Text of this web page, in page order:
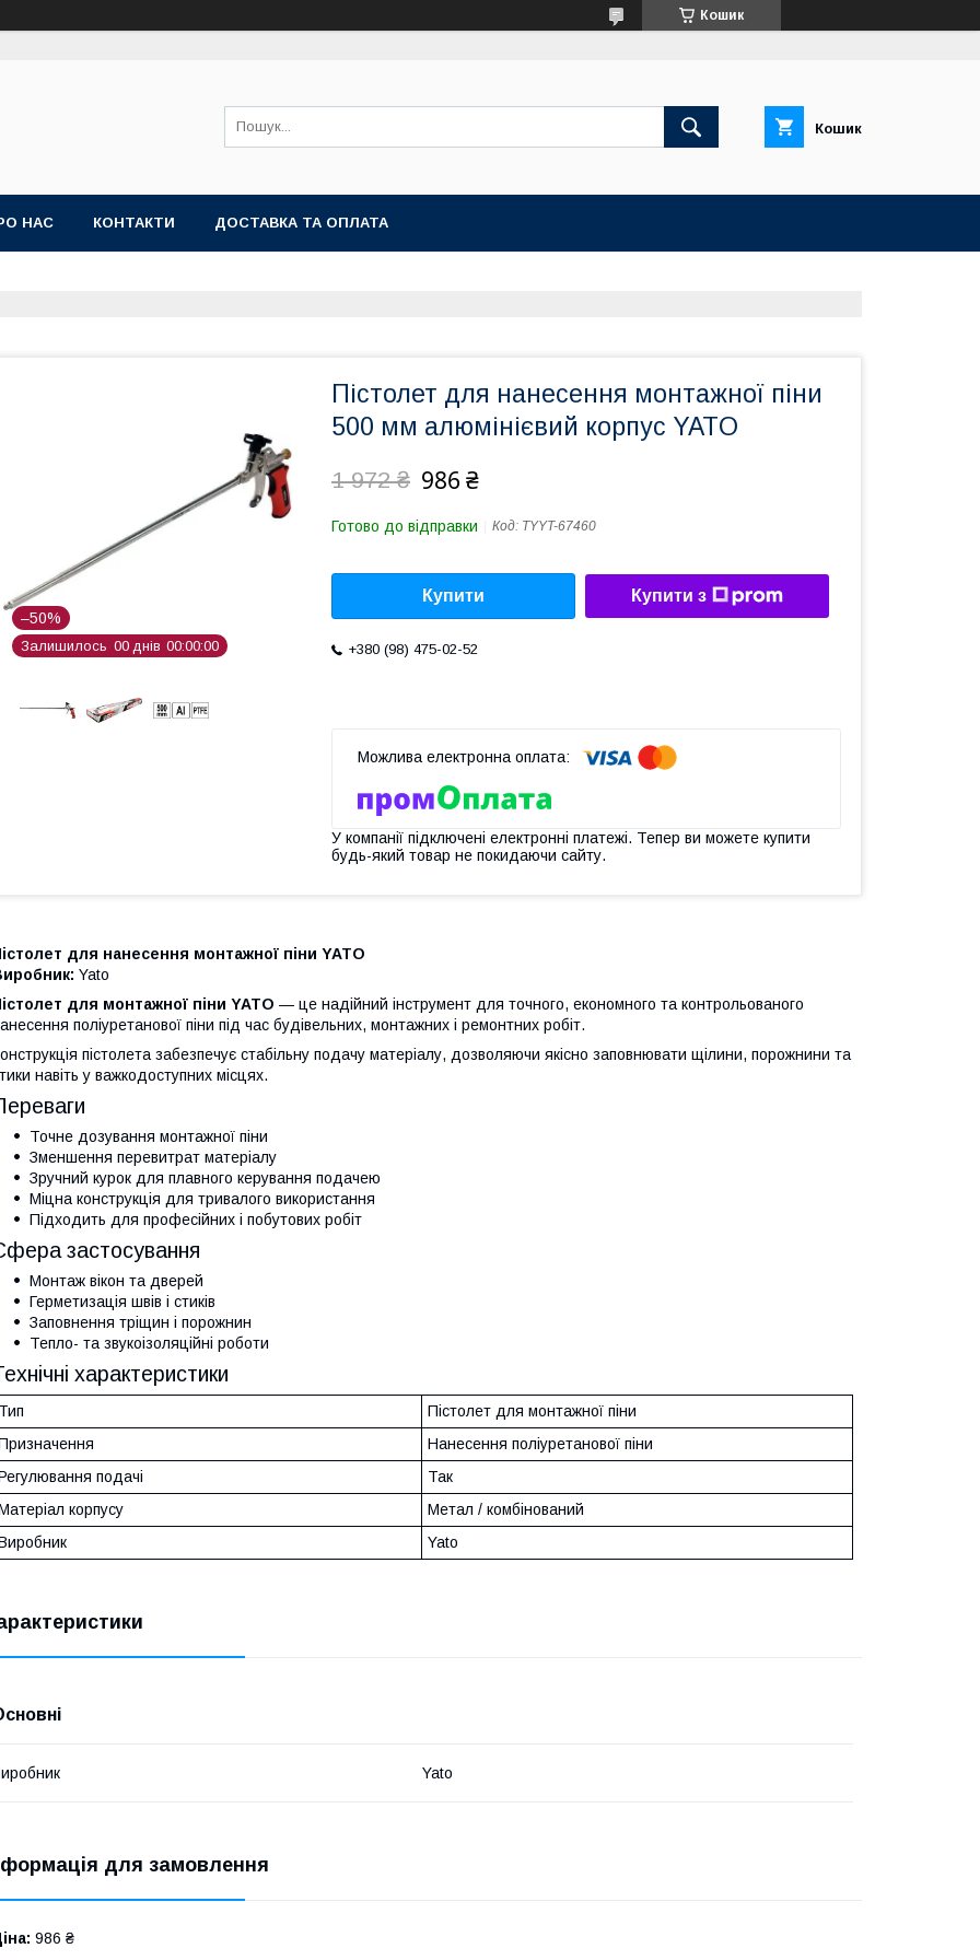
Кошик
Кошик
НАС КОНТАКТИ ДОСТАВКА ТА ОПЛАТА
–50%
Залишилось 00 днів 00 00 00
Пістолет для нанесення монтажної піни
500 мм алюмінієвий корпус YATO
1 972 ₴ 986 ₴
Готово до відправки Код: TYYT-67460
Купити Купити з
+380 (98) 475-02-52
У компанії підключені електронні платежі. Тепер ви можете купити
будь-який товар не покидаючи сайту.
для нанесення монтажної піни YATO
Yato
для монтажної піни YATO — це надійний інструмент для точного, економного та контрольованого
поліуретанової піни під час будівельних, монтажних і ремонтних робіт.
пістолета забезпечує стабільну подачу матеріалу, дозволяючи якісно заповнювати щілини, порожнини та
навіть у важкодоступних місцях.
Точне дозування монтажної піни
Зменшення перевитрат матеріалу
Зручний курок для плавного керування подачею
Міцна конструкція для тривалого використання
Підходить для професійних і побутових робіт
застосування
Монтаж вікон та дверей
Герметизація швів і стиків
Заповнення тріщин і порожнин
Тепло- та звукоізоляційні роботи
характеристики
Тип
Пістолет для монтажної піни
Нанесення поліуретанової піни
подачі
Так
корпусу
Метал / комбінований
Yato
Yato
для замовлення
986 ₴